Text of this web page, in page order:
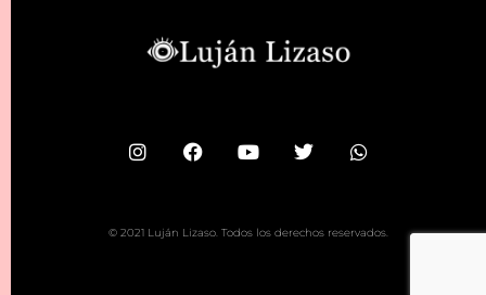
© 2021 Luján Lizaso. Todos los derechos reservados.